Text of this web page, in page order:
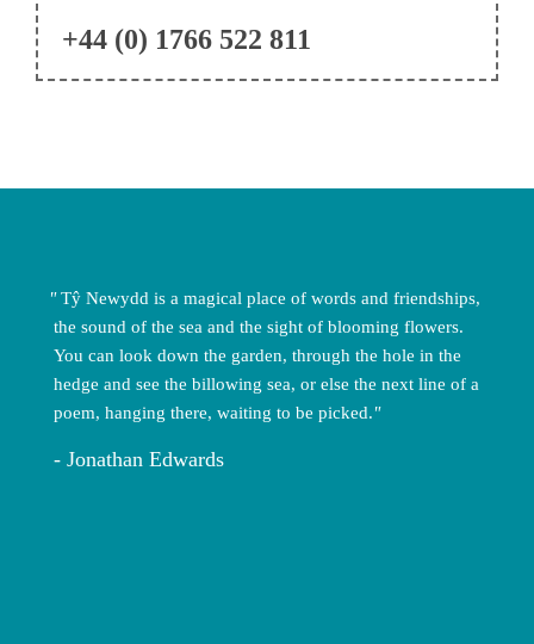
+44 (0) 1766 522 811
Tŷ Newydd is a magical place of words and friendships,
the sound of the sea and the sight of blooming flowers.
You can look down the garden, through the hole in the
hedge and see the billowing sea, or else the next line of a
poem, hanging there, waiting to be picked.
Jonathan Edwards